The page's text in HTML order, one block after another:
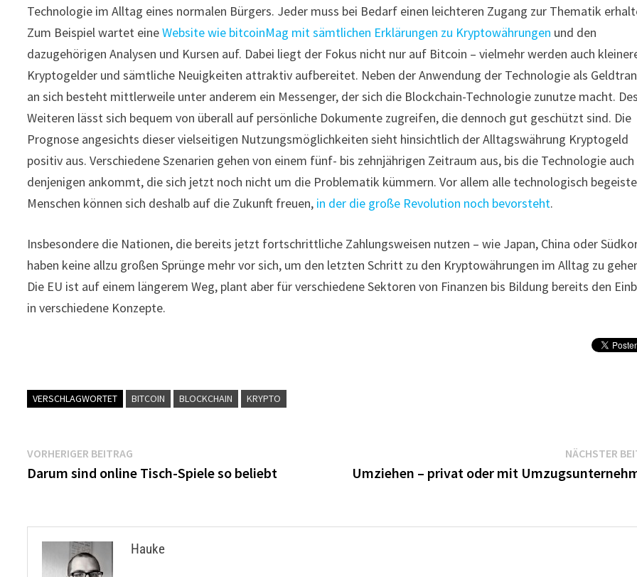
Technologie im Alltag eines normalen Bürgers. Jeder muss bei Bedarf einen leichteren Zugang zur Thematik
Zum Beispiel wartet eineWebsite wie bitcoinMag mit sämtlichen Erklärungen zu Kryptowährungen und den
dazugehörigen Analysen und Kursen auf. Dabei liegt der Fokus nicht nur auf Bitcoin – vielmehr werden auch
Kryptogelder und sämtliche Neuigkeiten attraktiv aufbereitet. Neben der Anwendung der Technologie als
an sich besteht mittlerweile unter anderem ein Messenger, der sich die Blockchain-Technologie zunutze macht.
Weiteren lässt sich bequem von überall auf persönliche Dokumente zugreifen, die dennoch gut geschützt sind. Die
Prognose angesichts dieser vielseitigen Nutzungsmöglichkeiten sieht hinsichtlich der Alltagswährung Kryptogeld
positiv aus. Verschiedene Szenarien gehen von einem fünf- bis zehnjährigen Zeitraum aus, bis die Technologie
denjenigen ankommt, die sich jetzt noch nicht um die Problematik kümmern. Vor allem alle technologisch
Menschen können sich deshalb auf die Zukunft freuen, in der die große Revolution noch bevorsteht.
Insbesondere die Nationen, die bereits jetzt fortschrittliche Zahlungsweisen nutzen – wie Japan, China oder
haben keine allzu großen Sprünge mehr vor sich, um den letzten Schritt zu den Kryptowährungen im Alltag zu
Die EU ist auf einem längerem Weg, plant aber für verschiedene Sektoren von Finanzen bis Bildung bereits den
in verschiedene Konzepte.
VERSCHLAGWORTET BITCOIN BLOCKCHAIN KRYPTO
Beitragsnavigation
VORHERIGER BEITRAG
Beitrag:
Darum sind online Tisch-Spiele so beliebt
NÄCHSTER
Umziehen – privat oder mit
Hauke